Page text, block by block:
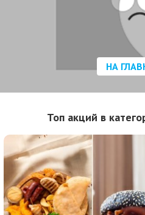
НА
Топ акций в